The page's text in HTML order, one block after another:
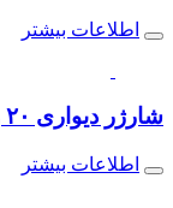
اطلاعات بیشتر
شارژر دیواری ۲۰ وات پاورولوژی
اطلاعات بیشتر